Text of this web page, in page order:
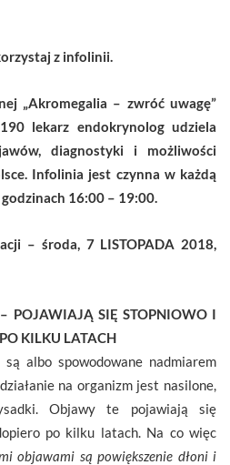
z infolinii.
„Akromegalia – zwróć uwagę”
lekarz endokrynolog udziela
diagnostyki i możliwości
Infolinia jest czynna w każdą
16:00 – 19:00.
– środa, 7 LISTOPADA 2018,
POJAWIAJĄ SIĘ STOPNIOWO I
KILKU LATACH
albo spowodowane nadmiarem
na organizm jest nasilone,
Objawy te pojawiają się
po kilku latach. Na co więc
objawami są powiększenie dłoni i